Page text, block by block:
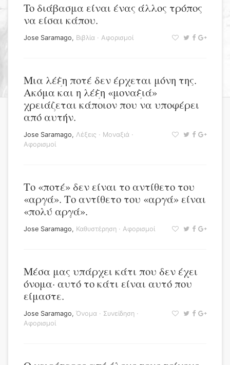
To διάβασμα είναι ένας άλλος τρόπος
να είσαι κάπου.
Jose Saramago, Βιβλία · Αφορισμοί
Μια λέξη ποτέ δεν έρχεται μόνη της.
Ακόμα και η λέξη «μοναξιά»
χρειάζεται κάποιον που να υποφέρει
από αυτήν.
Jose Saramago, Λέξεις · Μοναξιά ·
Αφορισμοί
Το «ποτέ» δεν είναι το αντίθετο του
«αργά». Το αντίθετο του «αργά» είναι
«πολύ αργά».
Jose Saramago, Καθυστέρηση · Αφορισμοί
Μέσα μας υπάρχει κάτι που δεν έχει
όνομα· αυτό το κάτι είναι αυτό που
είμαστε.
Jose Saramago, Όνομα · Συνείδηση ·
Αφορισμοί